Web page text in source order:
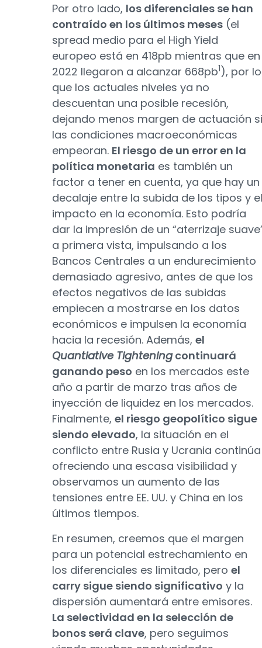
Por otro lado, los diferenciales se han
contraído en los últimos meses (el
spread medio para el High Yield
europeo está en 418pb mientras que en
2022 llegaron a alcanzar 668pb1), por lo
que los actuales niveles ya no
descuentan una posible recesión,
dejando menos margen de actuación si
las condiciones macroeconómicas
empeoran. El riesgo de un error en la
política monetaria es también un
factor a tener en cuenta, ya que hay un
decalaje entre la subida de los tipos y el
impacto en la economía. Esto podría
dar la impresión de un “aterrizaje
a primera vista, impulsando a los
Bancos Centrales a un endurecimiento
demasiado agresivo, antes de que los
efectos negativos de las subidas
empiecen a mostrarse en los datos
económicos e impulsen la economía
hacia la recesión. Además, el
Quantiative Tighteningcontinuará
ganando peso en los mercados este
año a partir de marzo tras años de
inyección de liquidez en los mercados.
Finalmente, el riesgo geopolítico sigue
siendo elevado, la situación en el
conflicto entre Rusia y Ucrania continúa
ofreciendo una escasa visibilidad y
observamos un aumento de las
tensiones entre EE. UU. y China en los
últimos tiempos.
En resumen, creemos que el margen
para un potencial estrechamiento en
los diferenciales es limitado, pero el
carry sigue siendo significativo y la
dispersión aumentará entre emisores.
La selectividad en la selección de
bonos será clave, pero seguimos